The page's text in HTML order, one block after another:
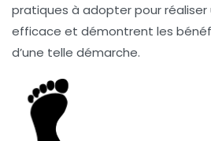
pratiques à adopter pour réaliser
efficace et démontrent les
d’une telle démarche.